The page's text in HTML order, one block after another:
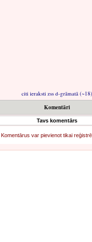
citi ieraksti zss d-grāmatā (~18)
Komentāri
Tavs komentārs
Komentārus var pievienot tikai